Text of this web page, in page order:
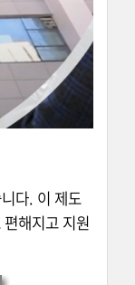
다. 이 제도
해지고 지원